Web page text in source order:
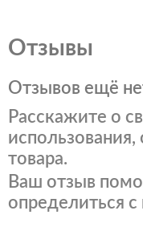
Отзывы
Отзывов ещё
Расскажите о
товара.
Ваш отзыв
определиться